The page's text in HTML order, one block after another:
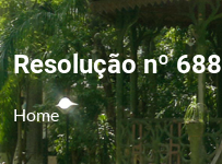
Resolução nº 688
Home